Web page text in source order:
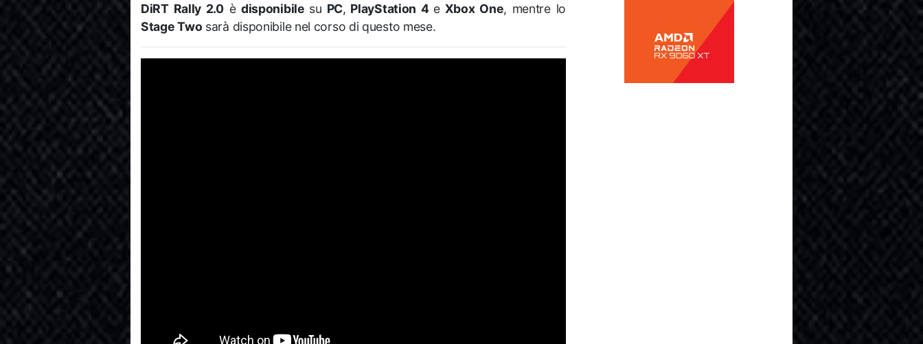
DiRT Rally 2.0è disponibile su PC, PlayStation 4 eXbox One, mentre lo
Stage Two sarà disponibile nel corso di questo mese.